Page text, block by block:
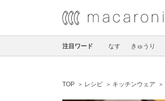
注目ワード なす きゅうり
TOP レシピ キッチンウェア